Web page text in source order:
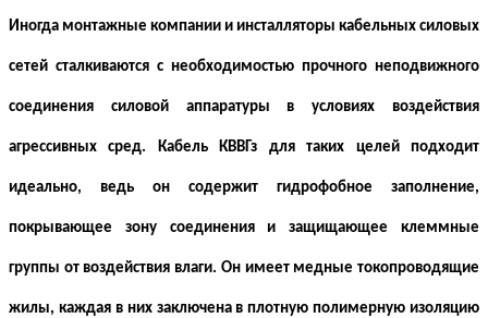
Иногда монтажные компании и инсталляторы кабельных силовых
сетей сталкиваются с необходимостью прочного неподвижного
соединения силовой аппаратуры в условиях воздействия
агрессивных сред. Кабель КВВГз для таких целей подходит
идеально, ведь он содержит гидрофобное заполнение,
покрывающее зону соединения и защищающее клеммные
группы от воздействия влаги. Он имеет медные токопроводящие
жилы, каждая в них заключена в плотную полимерную изоляцию